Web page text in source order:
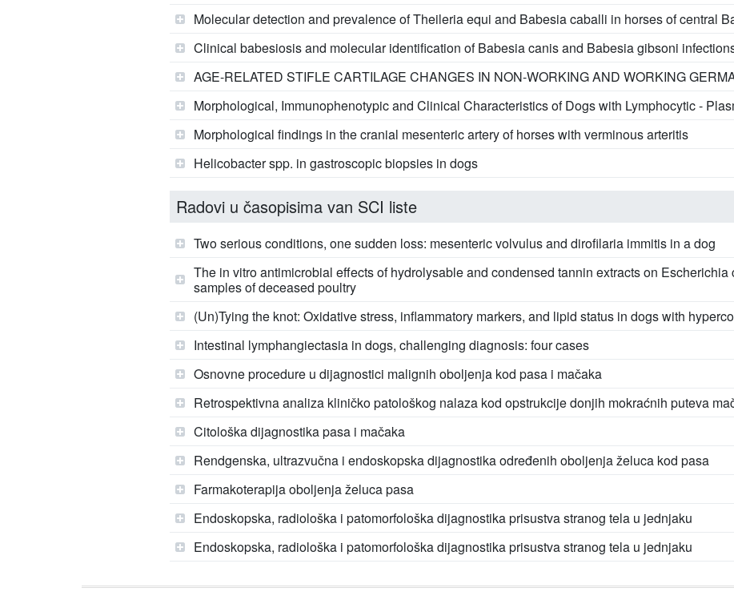
Molecular detection and prevalence of Theileria equi and Babesia caballi in horses of central
Clinical babesiosis and molecular identification of Babesia canis and Babesia gibsoni
AGE-RELATED STIFLE CARTILAGE CHANGES IN NON-WORKING AND WORKING
Morphological, Immunophenotypic and Clinical Characteristics of Dogs with Lymphocytic -
Morphological findings in the cranial mesenteric artery of horses with verminous arteritis
Helicobacter spp. in gastroscopic biopsies in dogs
Radovi u časopisima van SCI liste
Two serious conditions, one sudden loss: mesenteric volvulus and dirofilaria immitis in a dog
The in vitro antimicrobial effects of hydrolysable and condensed tannin extracts on
samples of deceased poultry
(Un)Tying the knot: Oxidative stress, inflammatory markers, and lipid status in dogs with
Intestinal lymphangiectasia in dogs, challenging diagnosis: four cases
Osnovne procedure u dijagnostici malignih oboljenja kod pasa i mačaka
Retrospektivna analiza kliničko patološkog nalaza kod opstrukcije donjih mokraćnih puteva
Citološka dijagnostika pasa i mačaka
Rendgenska, ultrazvučna i endoskopska dijagnostika određenih oboljenja želuca kod pasa
Farmakoterapija oboljenja želuca pasa
Endoskopska, radiološka i patomorfološka dijagnostika prisustva stranog tela u jednjaku
Endoskopska, radiološka i patomorfološka dijagnostika prisustva stranog tela u jednjaku